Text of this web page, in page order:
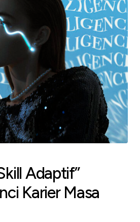
Adaptif”
Karier Masa